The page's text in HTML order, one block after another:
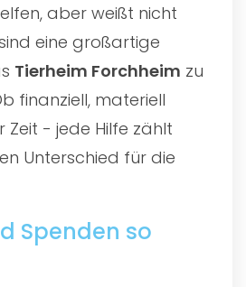
aber weißt nicht
eine großartige
Tierheim Forchheim zu
finanziell, materiell
Zeit - jede Hilfe zählt
Unterschied für die
Spenden so